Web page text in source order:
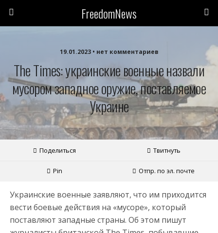
FreedomNews
19.01.2023 • нет комментариев
The Times: украинские военные назвали
мусором западное оружие, поставляемое
Украине
Поделиться Твитнуть
Pin Отпр. по эл. почте
Украинские военные заявляют, что им приходится
вести боевые действия на «мусоре», который
поставляют западные страны. Об этом пишут